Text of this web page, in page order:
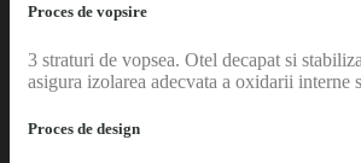
Proces de vopsire
3 straturi de vopsea. Otel decapat si
asigura izolarea adecvata a oxidarii interne
Proces de design